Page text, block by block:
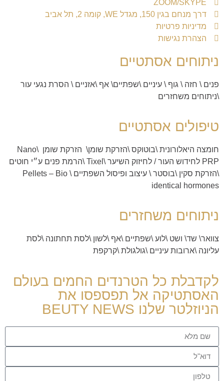
ZOOM/SKYPE
דרך מנחם בגין 150, מגדל WE, קומה 2, תל אביב
מדיניות פרטיות
הצהרת נגישות
ניתוחים אסתטיים
פנים \ חזה \ גוף \ עיניים \שפתיים\ אף \אזניים \ הסרת נגעי עור
\ניתוחים משחזרים
טיפולים אסתטיים
חומצה היאלורונית \בוטוקס \הזרקת שומן\ הזרקת שומן Nano \
PRP לחידוש העור
/ לחיזוק השיער \
Tixel
\הרמת פנים ע״י חוטים
\הזרקת סקין \בוסטר \ עיצוב ופיסול השפתיים \ Pellets – Bio
identical hormones
ניתוחים משחזרים
צוואר\ שד\ ושט \לוע\שפתיים \אף \לשון \לסת תחתונה \לסת
עליונה \ארובות עיניים \גולגולת\קרקפת
לקדבלת כל הטרנדים החמים בעולם
האסתטיקה אל תפספסו את
הניוזלטר שלנו BEUTY NEWS